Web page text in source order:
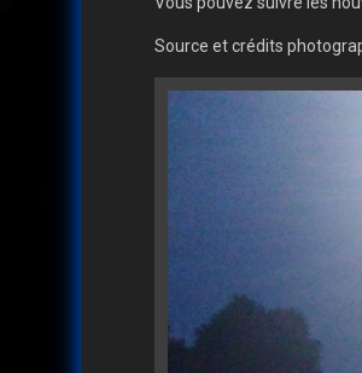
Source et crédits